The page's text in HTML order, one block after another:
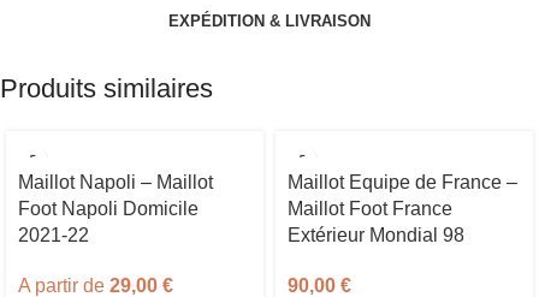
EXPÉDITION & LIVRAISON
Produits similaires
Maillot Napoli – Maillot
Foot Napoli Domicile
2021-22
A partir de 29,00 €
Maillot Equipe de France –
Maillot Foot France
Extérieur Mondial 98
90,00 €